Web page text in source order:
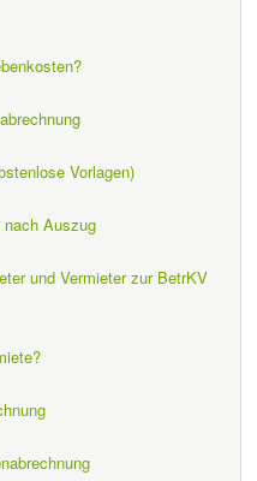
Vorlagen)
nach Auszug
und Vermieter zur BetrKV